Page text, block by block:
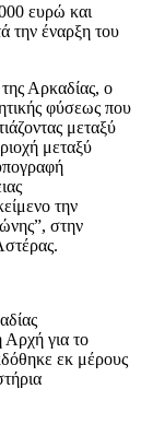
ευρώ και
την έναρξη του
Αρκαδίας, ο
φύσεως που
μεταξύ
μεταξύ
την
στην
Αρχή για το
εκ μέρους